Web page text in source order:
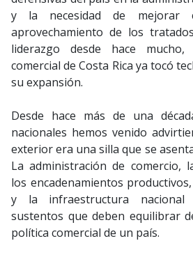
y la necesidad de mejorar
aprovechamiento de los
liderazgo desde hace
comercial de Costa Rica ya tocó
su expansión.
Desde hace más de una
nacionales hemos venido
exterior era una silla que se
La administración de comercio,
los encadenamientos
y la infraestructura
sustentos que deben equilibrar
política comercial de un país.